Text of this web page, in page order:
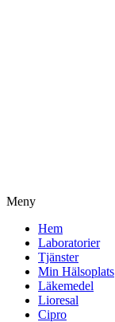
Meny
Hem
Laboratorier
Tjänster
Min Hälsoplats
Läkemedel
Lioresal
Cipro